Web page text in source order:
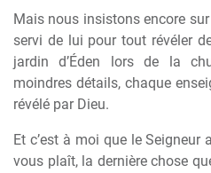
Mais nous insistons encore
servi de lui pour tout révéler
jardin d’Éden lors de la
moindres détails, chaque
révélé par Dieu.
Et c’est à moi que le Seigneur
vous plaît, la dernière chose